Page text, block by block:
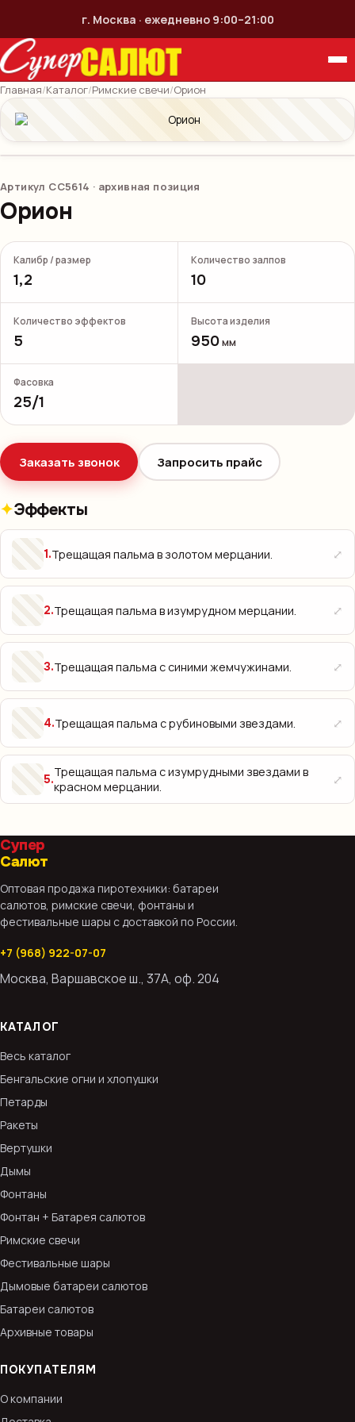
г. Москва · ежедневно 9:00–21:00
Главная/Каталог/Римские свечи/Орион
Артикул СС5614 · архивная позиция
Орион
Калибр / размер
1,2
Количество залпов
10
Количество эффектов
5
Высота изделия
950мм
Фасовка
25/1
Заказать звонок Запросить прайс
Эффекты
1.Трещащая пальма в золотом мерцании. ⤢
2.Трещащая пальма в изумрудном мерцании. ⤢
3.Трещащая пальма с синими жемчужинами. ⤢
4.Трещащая пальма с рубиновыми звездами. ⤢
5.Трещащая пальма с изумрудными звездами в
красном мерцании.
⤢
Супер
Салют
Оптовая продажа пиротехники: батареи
салютов, римские свечи, фонтаны и
фестивальные шары с доставкой по России.
+7 (968) 922-07-07
Москва, Варшавское ш., 37А, оф. 204
КАТАЛОГ
Весь каталог
Бенгальские огни и хлопушки
Петарды
Ракеты
Вертушки
Дымы
Фонтаны
Фонтан + Батарея салютов
Римские свечи
Фестивальные шары
Дымовые батареи салютов
Батареи салютов
Архивные товары
ПОКУПАТЕЛЯМ
О компании